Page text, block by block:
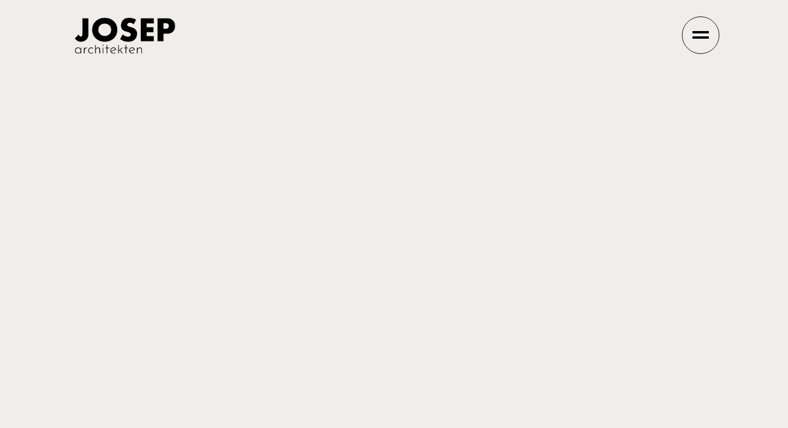
Einfach machen lassen.